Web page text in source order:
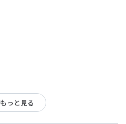
もっと見る